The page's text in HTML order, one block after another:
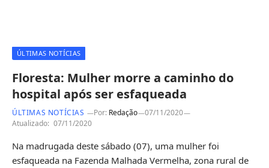
ÚLTIMAS NOTÍCIAS
Floresta: Mulher morre a caminho do
hospital após ser esfaqueada
ÚLTIMAS NOTÍCIAS Por: Redação
07/11/2020
Atualizado: 07/11/2020
Na madrugada deste sábado (07), uma mulher foi
esfaqueada na Fazenda Malhada Vermelha, zona rural de